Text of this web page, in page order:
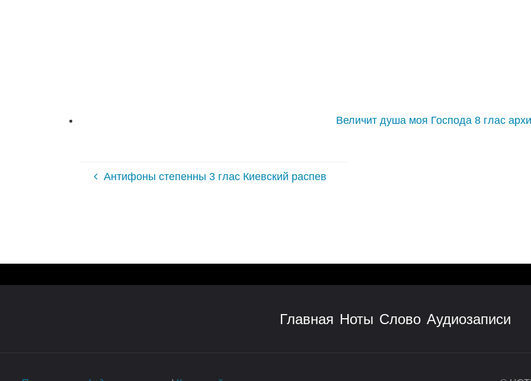
Величит душа моя Господа 8 глас
Антифоны степенны 3 глас Киевский распев
Главная Ноты Слово Аудиозаписи